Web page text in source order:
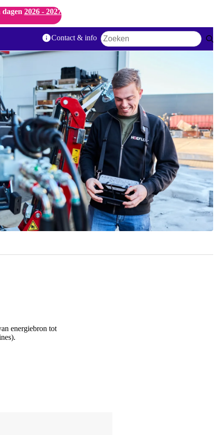
dagen 2026 - 2027
Contact & info
Zoekwoord
energiebron tot